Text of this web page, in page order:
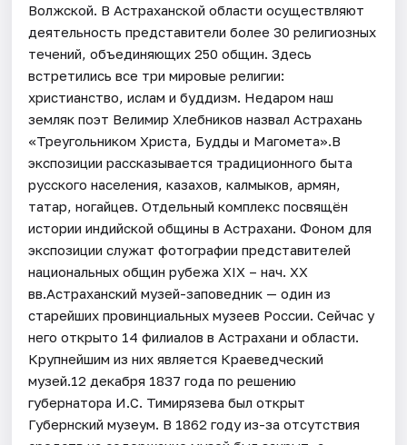
Волжской. В Астраханской области осуществляют
деятельность представители более 30 религиозных
течений, объединяющих 250 общин. Здесь
встретились все три мировые религии:
христианство, ислам и буддизм. Недаром наш
земляк поэт Велимир Хлебников назвал Астрахань
«Треугольником Христа, Будды и Магомета».В
экспозиции рассказывается традиционного быта
русского населения, казахов, калмыков, армян,
татар, ногайцев. Отдельный комплекс посвящён
истории индийской общины в Астрахани. Фоном для
экспозиции служат фотографии представителей
национальных общин рубежа XIX – нач. XX
вв.Астраханский музей-заповедник — один из
старейших провинциальных музеев России. Сейчас у
него открыто 14 филиалов в Астрахани и области.
Крупнейшим из них является Краеведческий
музей.12 декабря 1837 года по решению
губернатора И.С. Тимирязева был открыт
Губернский музеум. В 1862 году из-за отсутствия